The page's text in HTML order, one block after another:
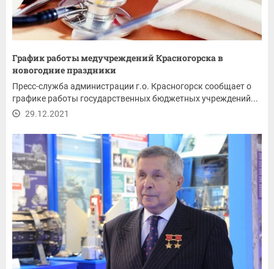
График работы медучреждений Красногорска в
новогодние праздники
Пресс-служба администрации г.о. Красногорск сообщает о
графике работы государственных бюджетных учреждений...
29.12.2021